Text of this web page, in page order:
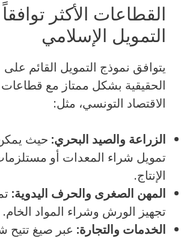
القطاعات الأكثر
التمويل الإسلامي
يتوافق نموذج التمويل القائم
الحقيقية بشكل ممتاز مع
الاقتصاد التونسي، مثل:
الزراعة والصيد البحري: حيث
تمويل شراء المعدات أو
الإنتاج.
المهن الصغرى والحرف اليدوية:
تجهيز الورش وشراء المواد الخام.
الخدمات والتجارة: عبر صيغ تتيح